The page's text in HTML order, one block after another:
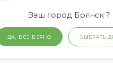
Ваш город Брянск ?
ДА, ВСЕ ВЕРНО ВЫБРАТЬ